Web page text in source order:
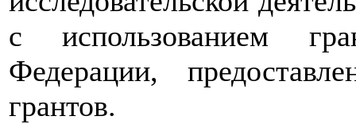
с использованием
Федерации,
грантов.